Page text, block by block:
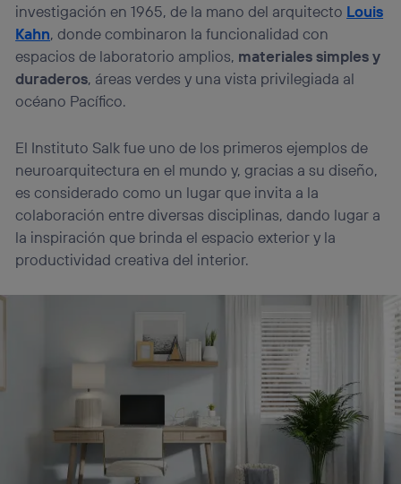
investigación en 1965, de la mano del arquitecto Louis
Kahn, donde combinaron la funcionalidad con
espacios de laboratorio amplios, materiales simples y
duraderos, áreas verdes y una vista privilegiada al
océano Pacífico.
El Instituto Salk fue uno de los primeros ejemplos de
neuroarquitectura en el mundo y, gracias a su diseño,
es considerado como un lugar que invita a la
colaboración entre diversas disciplinas, dando lugar a
la inspiración que brinda el espacio exterior y la
productividad creativa del interior.